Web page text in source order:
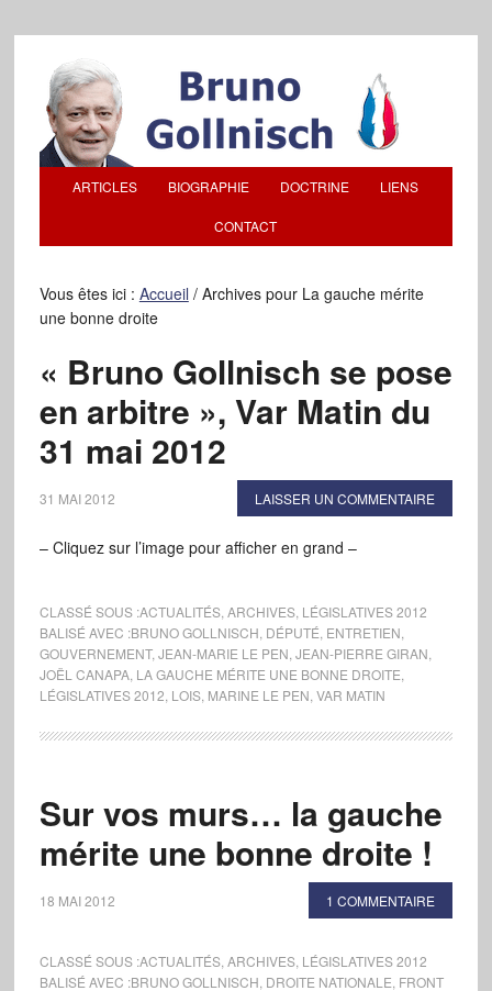
ARTICLES BIOGRAPHIE DOCTRINE LIENS
CONTACT
Vous êtes ici : Accueil /Archives pour La gauche mérite
une bonne droite
« Bruno Gollnisch se pose
en arbitre », Var Matin du
31 mai 2012
31 MAI 2012 LAISSER UN COMMENTAIRE
– Cliquez sur l’image pour afficher en grand –
CLASSÉ SOUS :ACTUALITÉS, ARCHIVES, LÉGISLATIVES 2012
BALISÉ AVEC :BRUNO GOLLNISCH DÉPUTÉ ENTRETIEN
GOUVERNEMENT, JEAN-MARIE LE PEN JEAN-PIERRE GIRAN
JOËL CANAPA, LA GAUCHE MÉRITE UNE BONNE DROITE
LÉGISLATIVES 2012 LOIS, MARINE LE PEN VAR MATIN
Sur vos murs… la gauche
mérite une bonne droite !
18 MAI 2012 1 COMMENTAIRE
CLASSÉ SOUS :ACTUALITÉS, ARCHIVES, LÉGISLATIVES 2012
BALISÉ AVEC :BRUNO GOLLNISCH DROITE NATIONALE FRONT